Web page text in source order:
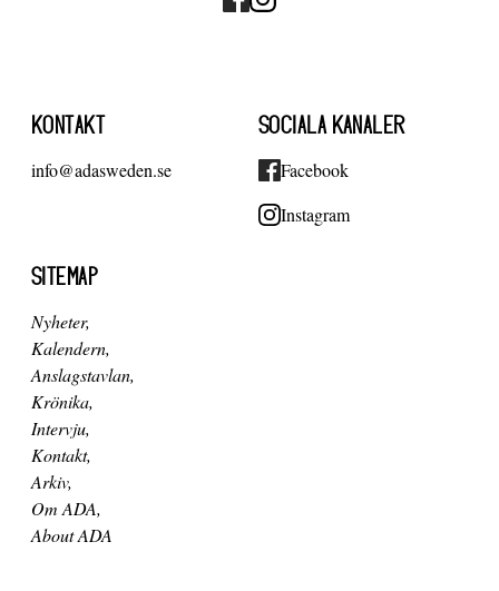
KONTAKT
info@adasweden.se
SOCIALA KANALER
Facebook
Instagram
SITEMAP
Nyheter
Kalendern
Anslagstavlan
Krönika
Intervju
Kontakt
Arkiv
Om ADA
About ADA